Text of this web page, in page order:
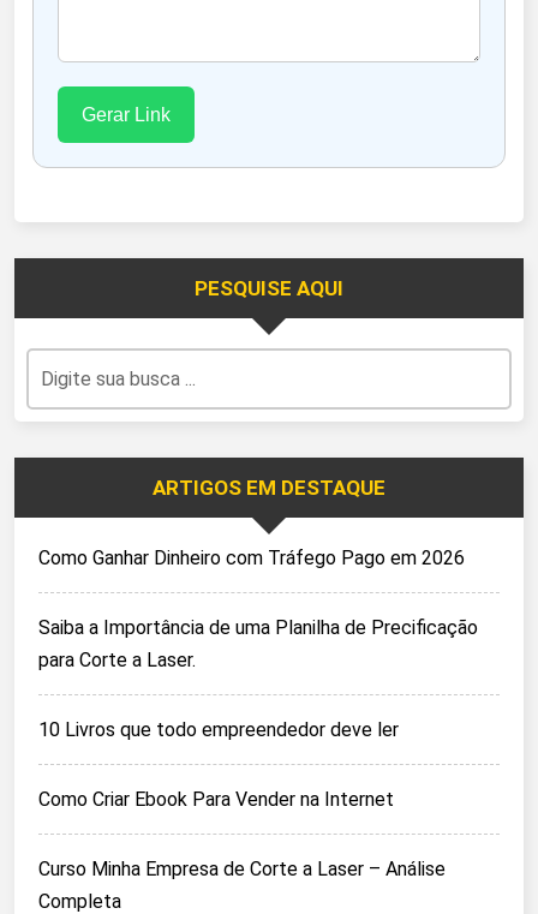
Gerar Link
PESQUISE AQUI
ARTIGOS EM DESTAQUE
Como Ganhar Dinheiro com Tráfego Pago em 2026
Saiba a Importância de uma Planilha de Precificação
para Corte a Laser.
10 Livros que todo empreendedor deve ler
Como Criar Ebook Para Vender na Internet
Curso Minha Empresa de Corte a Laser – Análise
Completa